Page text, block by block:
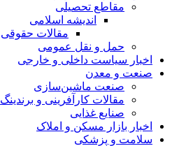
مقاطع تحصیلی
اندیشه اسلامی
مقالات حقوقی
حمل و نقل عمومی
اخبار سیاست داخلی و خارجی
صنعت و معدن
صنعت ماشین‌سازی
مقالات کارآفرینی و برندینگ
صنایع غذایی
اخبار بازار مسکن و املاک
سلامت و پزشکی